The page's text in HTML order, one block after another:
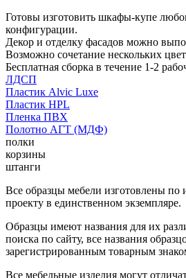
Готовы изготовить шкафы-купе
конфигурации.
Декор и отделку фасадов можно
Возможно сочетание нескольких
Бесплатная сборка в течение 1-2
ЛДСП
Пластик Alvic Luxe
Пластик HPL
Пленка ПВХ
Полотно АГТ (МДФ)
полки
корзины
штанги
Все образцы мебели изготовлены по
проекту в единственном экземпляре.
Образцы имеют названия для их
поиска по сайту, все названия
зарегистрированным товарным
Все мебельные изделия могут